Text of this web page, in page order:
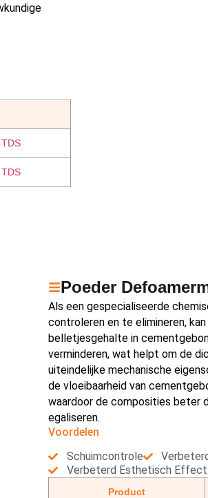
Poeder
Als een gespecialiseerde
controleren en te elimineren,
belletjesgehalte in
verminderen, wat helpt om de
uiteindelijke mechanische
de vloeibaarheid van
waardoor de composities beter
egaliseren.
Voordelen
Schuimcontrole
Verbeterd Esthetisch Effect
Product